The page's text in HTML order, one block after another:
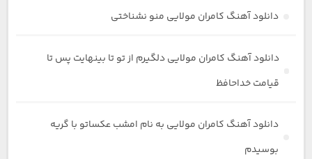
دانلود آهنگ کامران مولایی منو نشناختی
دانلود آهنگ کامران مولایی دلگیرم از تو تا بینهایت پس تا
قیامت خداحافظ
دانلود آهنگ کامران مولایی به نام امشب عکساتو با گریه
بوسیدم